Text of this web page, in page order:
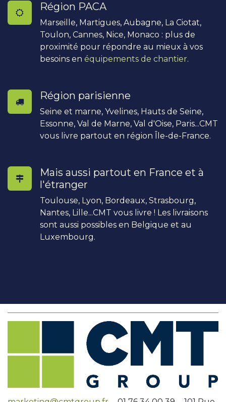
Région PACA
Marseille, Martigues, Aubagne, La Ciotat,
Toulon, Cannes, Nice, Monaco : plus de
proximité pour répondre au mieux à vos
besoins en équipements de chantier.
Région parisienne
Seine et marne, Yvelines, Hauts de Seine,
Essonne, Val de Marne, Val d'Oise, Paris...CMT
vous livre partout en région Île-de-France.
Mais aussi partout en France et à
l'étranger
Toulouse, Lyon, Bordeaux, Strasbourg,
Nantes, Lille...CMT vous livre ! Les livraisons
sont aussi possibles en Belgique et au
Luxembourg.